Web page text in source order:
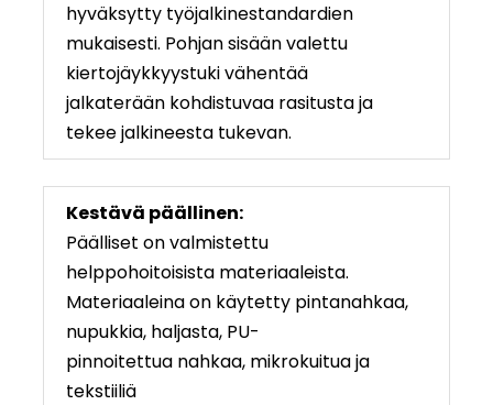
hyväksytty työjalkinestandardien
mukaisesti. Pohjan sisään valettu
kiertojäykkyystuki vähentää
jalkaterään kohdistuvaa rasitusta ja
tekee jalkineesta tukevan.
Kestävä päällinen:
Päälliset on valmistettu
helppohoitoisista materiaaleista.
Materiaaleina on käytetty pintanahkaa,
nupukkia, haljasta, PU-
pinnoitettua nahkaa, mikrokuitua ja
tekstiiliä